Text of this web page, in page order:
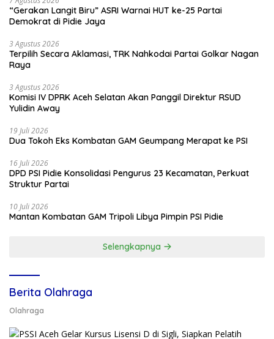
“Gerakan Langit Biru” ASRI Warnai HUT ke-25 Partai
Demokrat di Pidie Jaya
3 Agustus 2026
Terpilih Secara Aklamasi, TRK Nahkodai Partai Golkar Nagan
Raya
3 Agustus 2026
Komisi IV DPRK Aceh Selatan Akan Panggil Direktur RSUD
Yulidin Away
19 Juli 2026
Dua Tokoh Eks Kombatan GAM Geumpang Merapat ke PSI
16 Juli 2026
DPD PSI Pidie Konsolidasi Pengurus 23 Kecamatan, Perkuat
Struktur Partai
10 Juli 2026
Mantan Kombatan GAM Tripoli Libya Pimpin PSI Pidie
Selengkapnya
Berita Olahraga
Olahraga